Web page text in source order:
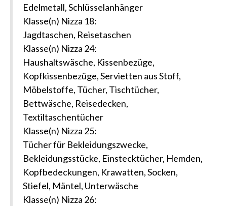
Edelmetall, Schlüsselanhänger
Klasse(n) Nizza 18:
Jagdtaschen, Reisetaschen
Klasse(n) Nizza 24:
Haushaltswäsche, Kissenbezüge,
Kopfkissenbezüge, Servietten aus Stoff,
Möbelstoffe, Tücher, Tischtücher,
Bettwäsche, Reisedecken,
Textiltaschentücher
Klasse(n) Nizza 25:
Tücher für Bekleidungszwecke,
Bekleidungsstücke, Einstecktücher, Hemden,
Kopfbedeckungen, Krawatten, Socken,
Stiefel, Mäntel, Unterwäsche
Klasse(n) Nizza 26: